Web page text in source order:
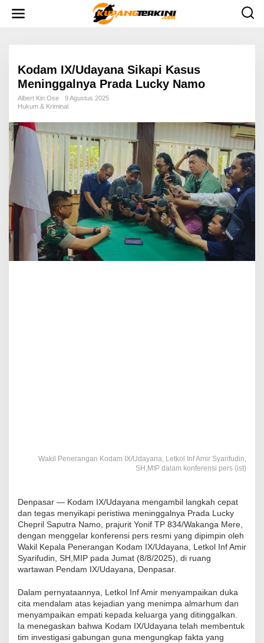
Kodam IX/Udayana Sikapi Kasus
Meninggalnya Prada Lucky Namo
Albert Kin Ose
9 Agustus 2025
Hukum & Kriminal
Wakil Penerangan Kodam IX/Udayana, Letkol Inf Amir Syarifudin,
SH,MIP dalam konferensi pers (ist)
Denpasar — Kodam IX/Udayana mengambil langkah cepat
dan tegas menyikapi peristiwa meninggalnya Prada Lucky
Chepril Saputra Namo, prajurit Yonif TP 834/Wakanga Mere,
dengan menggelar konferensi pers resmi yang dipimpin oleh
Wakil Kepala Penerangan Kodam IX/Udayana, Letkol Inf Amir
Syarifudin, SH,MIP pada Jumat (8/8/2025), di ruang
wartawan Pendam IX/Udayana, Denpasar.
Dalam pernyataannya, Letkol Inf Amir menyampaikan duka
cita mendalam atas kejadian yang menimpa almarhum dan
menyampaikan empati kepada keluarga yang ditinggalkan.
Ia menegaskan bahwa Kodam IX/Udayana telah membentuk
tim investigasi gabungan guna mengungkap fakta yang